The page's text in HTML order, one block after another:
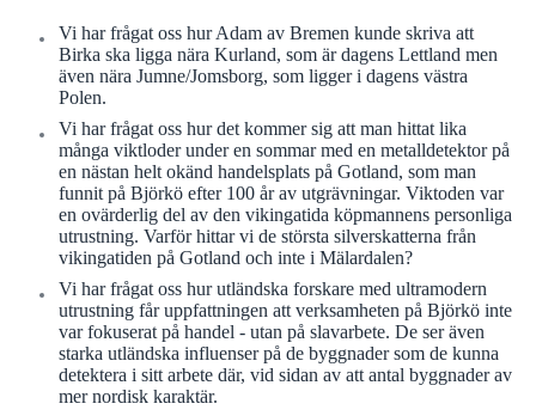
Vi har frågat oss hur Adam av Bremen kunde skriva att
Birka ska ligga nära Kurland, som är dagens Lettland men
även nära Jumne/Jomsborg, som ligger i dagens västra
Polen.
Vi har frågat oss hur det kommer sig att man hittat lika
många viktloder under en sommar med en metalldetektor på
en nästan helt okänd handelsplats på Gotland, som man
funnit på Björkö efter 100 år av utgrävningar. Viktoden var
en ovärderlig del av den vikingatida köpmannens personliga
utrustning. Varför hittar vi de största silverskatterna från
vikingatiden på Gotland och inte i Mälardalen?
Vi har frågat oss hur utländska forskare med ultramodern
utrustning får uppfattningen att verksamheten på Björkö inte
var fokuserat på handel - utan på slavarbete. De ser även
starka utländska influenser på de byggnader som de kunna
detektera i sitt arbete där, vid sidan av att antal byggnader av
mer nordisk karaktär.